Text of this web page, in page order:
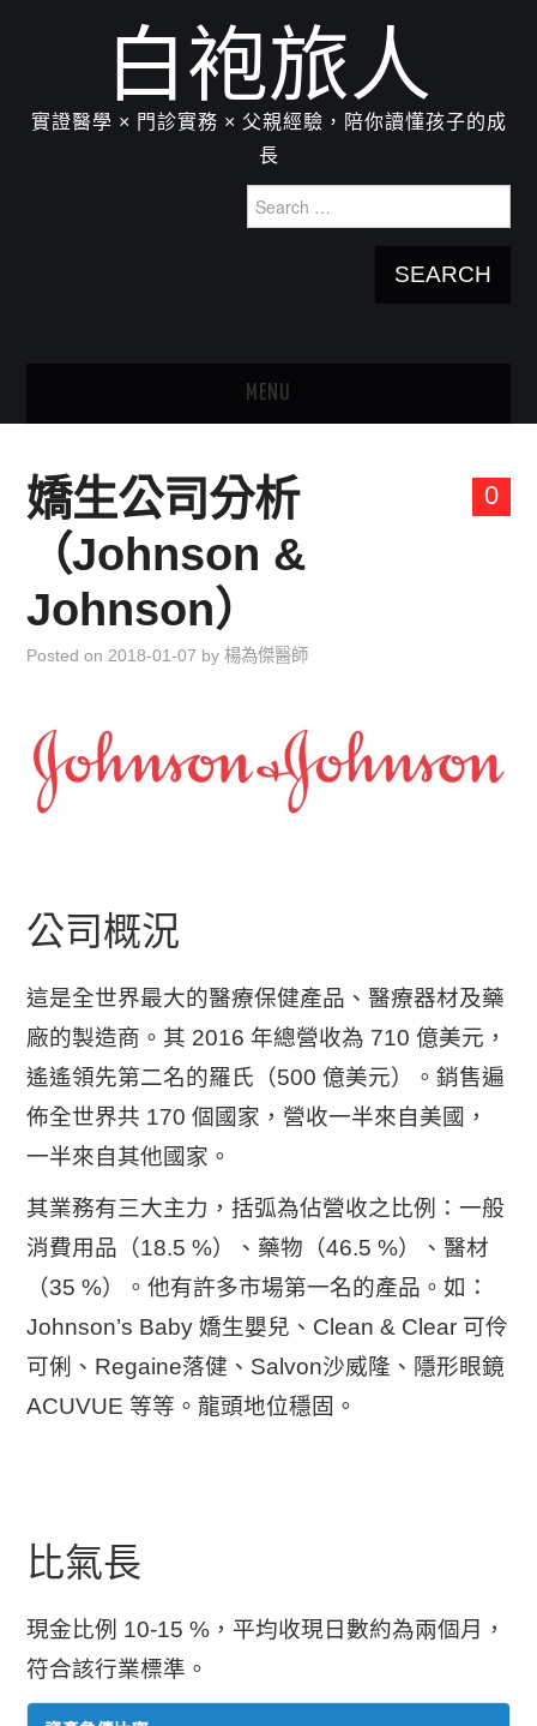
白袍旅人
實證醫學 × 門診實務 × 父親經驗，陪你讀懂孩子的成
長
for:
MENU
關於我：楊為傑醫師
兒童青少年成長專區
直上雲霄去
主婦碎碎念
0
嬌生公司分析
（Johnson &
Johnson）
Posted on 2018-01-07 by楊為傑醫師
公司概況
這是全世界最大的醫療保健產品、醫療器材及藥
廠的製造商。其 2016 年總營收為 710 億美元，
遙遙領先第二名的羅氏（500 億美元）。銷售遍
佈全世界共 170 個國家，營收一半來自美國，
一半來自其他國家。
其業務有三大主力，括弧為佔營收之比例：一般
消費用品（18.5 %）、藥物（46.5 %）、醫材
（35 %）。他有許多市場第一名的產品。如：
Johnson’s Baby 嬌生嬰兒、Clean & Clear 可伶
可俐、Regaine落健、Salvon沙威隆、隱形眼鏡
ACUVUE 等等。龍頭地位穩固。
比氣長
現金比例 10-15 %，平均收現日數約為兩個月，
符合該行業標準。